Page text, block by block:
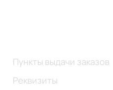
Пункты выдачи заказов
Реквизиты